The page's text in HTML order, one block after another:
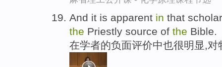
And it is apparent in that
the Priestly source of the Bible.
在学者的负面评价中也很明显,